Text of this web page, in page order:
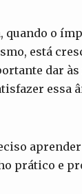
quando o
está
dar às
essa
prático e